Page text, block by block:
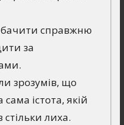
справжню
за
зрозумів, що
істота, якій
стільки лиха.